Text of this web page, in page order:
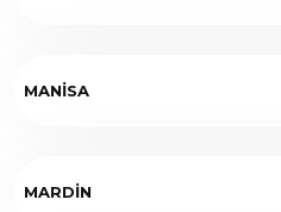
MANİSA
MARDİN